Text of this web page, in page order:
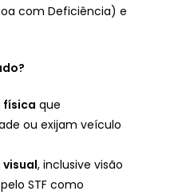
com Deficiência) e
física que
ou exijam veículo
, inclusive visão
STF como